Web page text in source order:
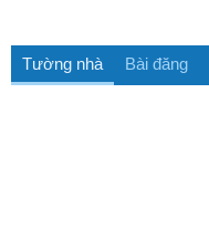
Tường nhà Bài đăng